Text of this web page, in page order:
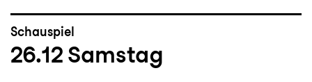
Schauspiel
26.12 Samstag